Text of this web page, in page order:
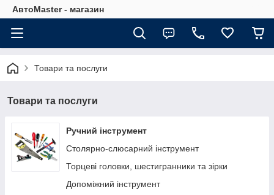
АвтоMaster - магазин
Товари та послуги
Товари та послуги
Ручний інструмент
Столярно-слюсарний інструмент
Торцеві головки, шестигранники та зірки
Допоміжний інструмент